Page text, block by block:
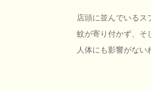
店頭に並んでいるス
蚊が寄り付かず、そ
人体にも影響がない